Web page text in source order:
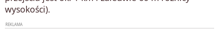
wysokości).